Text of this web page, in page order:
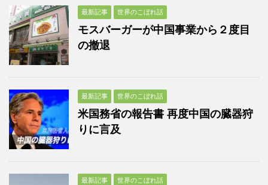
最新記事 世界のこぼれ話
モスバーガーが中国事業から２度目
の撤退
最新記事 世界のこぼれ話
米国務省の報告書 再度中国の臓器狩
りに言及
最新記事 世界のこぼれ話